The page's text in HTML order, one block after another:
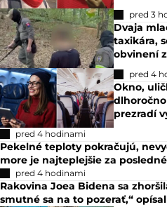
pred 3
Dvaja
taxikára,
obvinení
pred 4
Okno,
prezradí
pred 4 hodinami
Pekelné teploty pokračujú,
more je najteplejšie za
pred 4 hodinami
Rakovina Joea Bidena sa
smutné sa na to pozerať,“